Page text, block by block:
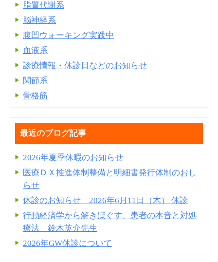
脂質代謝系
脳神経系
腹凹ウォーキング実践中
血液系
診療情報・休診日などのお知らせ
関節系
骨格筋
最近のブログ記事
2026年夏季休暇のお知らせ
医療ＤＸ推進体制整備と明細書発⾏体制のおし
らせ
休診のお知らせ 2026年6月11日（木） 休診
行動経済学から解きほぐす、患者の本音と対処
療法 鈴木英介先生
2026年GW休診について